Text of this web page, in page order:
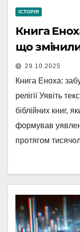
ІСТОРІЯ
Книга
що змінили
29.10.2025
Книга Еноха:
релігії Уявіть
біблійних книг,
формував
протягом